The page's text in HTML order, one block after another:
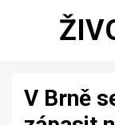
V Brně